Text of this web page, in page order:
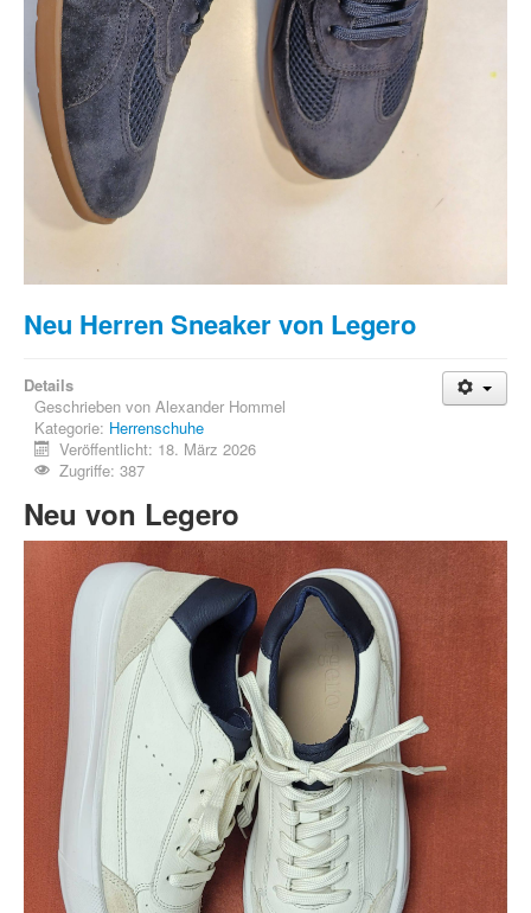
Neu Herren Sneaker von Legero
Details
Geschrieben von Alexander Hommel
Kategorie: Herrenschuhe
Veröffentlicht: 18. März 2026
Zugriffe: 387
Neu von Legero